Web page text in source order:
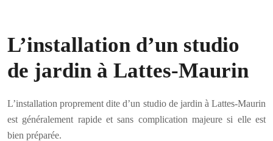
L’installation d’un studio
de jardin à Lattes-Maurin
L’installation proprement dite d’un studio de jardin à Lattes-Maurin
est généralement rapide et sans complication majeure si elle est
bien préparée.